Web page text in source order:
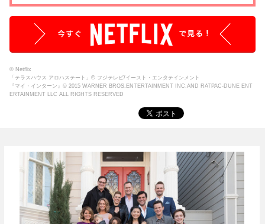
© Netflix
「テラスハウス アロハステート」© フジテレビ/イースト・エンタテインメント
『マイ・インターン』© 2015 WARNER BROS.ENTERTAINMENT INC.AND RATPAC-DUNE ENT
ERTAINMENT LLC ALL RIGHTS RESERVED